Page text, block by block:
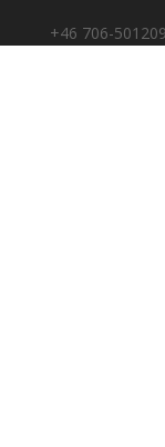
+46 706-501209